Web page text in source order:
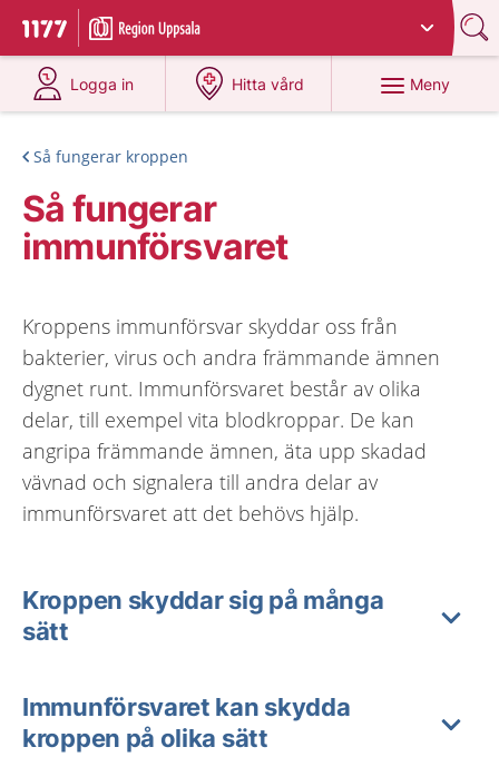
Till startsidan för 1177
Du har valt region
Logga in
på 1177.se
Hitta vård
på 1177.se
Meny
Så fungerar kroppen
Så fungerar
immunförsvaret
Kroppens immunförsvar skyddar oss från
bakterier, virus och andra främmande ämnen
dygnet runt. Immunförsvaret består av olika
delar, till exempel vita blodkroppar. De kan
angripa främmande ämnen, äta upp skadad
vävnad och signalera till andra delar av
immunförsvaret att det behövs hjälp.
Kroppen skyddar sig på många
sätt
Immunförsvaret kan skydda
kroppen på olika sätt